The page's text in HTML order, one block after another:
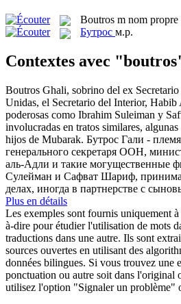
Boutros m nom propre
Бутрос м.р.
Contextes avec
Boutros Ghali, sobrino del ex
Unidas, el Secretario del Interior,
poderosas como Ibrahim Suleiman y
involucradas en tratos similares,
hijos de Mubarak. Бутрос Гали -
генерального секретаря ООН,
аль-Адли и такие могущественные
Сулейман и Сафват Шариф,
делах, иногда в партнерстве с
Plus en détails
Les exemples sont fournis uniquement
à-dire pour étudier l'utilisation de mots
traductions dans une autre. Ils sont
sources ouvertes en utilisant des
données bilingues. Si vous trouvez une
ponctuation ou autre soit dans l'original
utilisez l'option "Signaler un problème"